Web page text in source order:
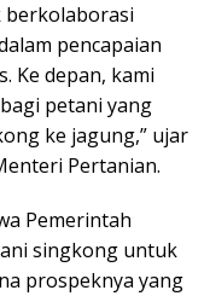
berkolaborasi
pencapaian
Ke depan, kami
petani yang
ke jagung,” ujar
Pertanian.
Pemerintah
singkong untuk
prospeknya yang